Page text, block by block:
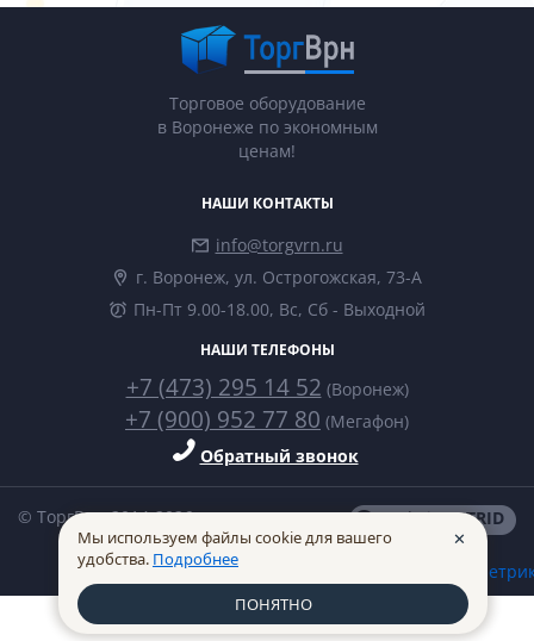
Торговое оборудование
в Воронеже по экономным
ценам!
НАШИ КОНТАКТЫ
info@torgvrn.ru
г. Воронеж, ул. Острогожская, 73-А
Пн-Пт 9.00-18.00, Вс, Сб - Выходной
НАШИ ТЕЛЕФОНЫ
+7 (473) 295 14 52 (Воронеж)
+7 (900) 952 77 80 (Мегафон)
Обратный звонок
made inINTRID
© ТоргВрн 2014-2026
Мы используем файлы cookie для вашего
удобства. Подробнее
✕
ПОНЯТНО